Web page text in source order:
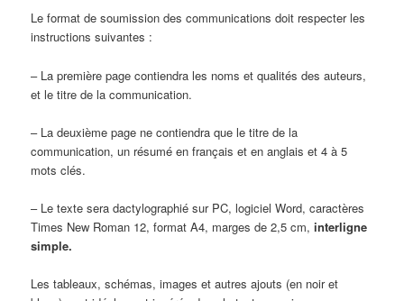
Le format de soumission des communications doit respecter les
instructions suivantes :
– La première page contiendra les noms et qualités des auteurs,
et le titre de la communication.
– La deuxième page ne contiendra que le titre de la
communication, un résumé en français et en anglais et 4 à 5
mots clés.
– Le texte sera dactylographié sur PC, logiciel Word, caractères
Times New Roman 12, format A4, marges de 2,5 cm,interligne
simple.
Les tableaux, schémas, images et autres ajouts (en noir et